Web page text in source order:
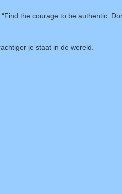
the courage to be authentic.
je staat in de wereld.